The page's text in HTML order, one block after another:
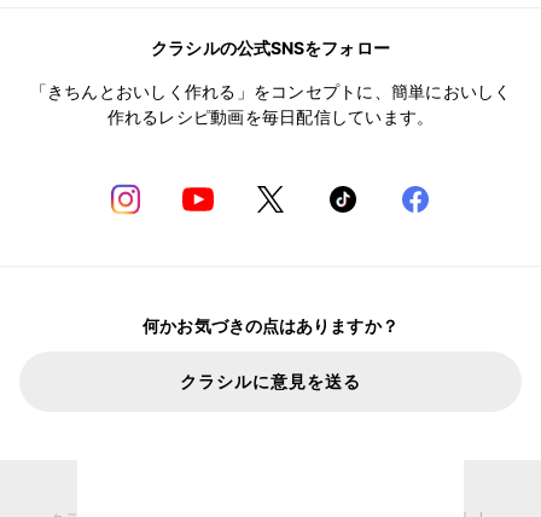
クラシルの公式SNSをフォロー
「きちんとおいしく作れる」をコンセプトに、簡単においしく
作れるレシピ動画を毎日配信しています。
何かお気づきの点はありますか？
クラシルに意見を送る